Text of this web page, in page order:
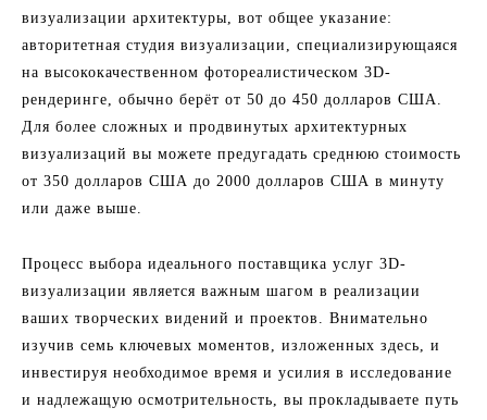
визуализации архитектуры, вот общее указание:
авторитетная студия визуализации, специализирующаяся
на высококачественном фотореалистическом 3D-
рендеринге, обычно берёт от 50 до 450 долларов США.
Для более сложных и продвинутых архитектурных
визуализаций вы можете предугадать среднюю стоимость
от 350 долларов США до 2000 долларов США в минуту
или даже выше.
Процесс выбора идеального поставщика услуг 3D-
визуализации является важным шагом в реализации
ваших творческих видений и проектов. Внимательно
изучив семь ключевых моментов, изложенных здесь, и
инвестируя необходимое время и усилия в исследование
и надлежащую осмотрительность, вы прокладываете путь